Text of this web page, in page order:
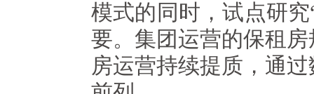
模式的同时，试点研
要。集团运营的保租
房运营持续提质，通